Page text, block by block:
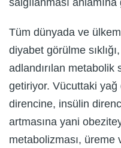
Tüm dünyada ve
diyabet görülme
adlandırılan
getiriyor. Vücuttaki yağ
direncine, insülin
artmasına yani
metabolizması, üreme